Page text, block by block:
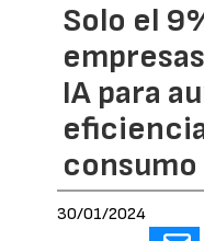
Solo el
IA para
30/01/2024